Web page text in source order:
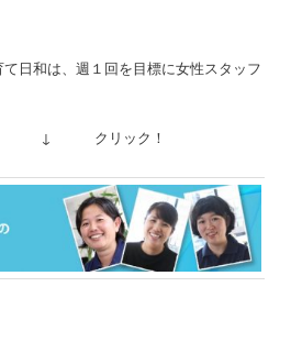
日和は、週１回を目標に女性スタッフ
↓ クリック！